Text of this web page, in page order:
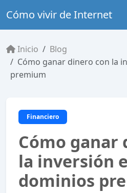
Cómo vivir de Internet
Inicio
Blog
Cómo ganar dinero con la
premium
Financiero
Cómo ganar
la inversión
dominios